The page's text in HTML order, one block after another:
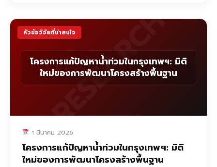
หัวข้อวิจัยที่น่าสนใจ
โครงการแก้ปัญหาน้ำท่วมในกรุงเทพฯ: มิติ
ใหม่ของการพัฒนาโครงสร้างพื้นฐาน
RESEARCH
1 มีนาคม 2026
โครงการแก้ปัญหาน้ำท่วมในกรุงเทพฯ: มิติ
ใหม่ของการพัฒนาโครงสร้างพื้นฐาน